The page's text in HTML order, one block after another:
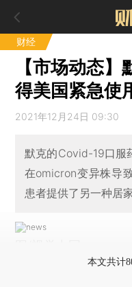
财经
【市场动态
得美国紧急使
2021年12月24日 09:30
默克的Covid-19口服
在omicron变异株导
患者提供了另一种居
本文共计